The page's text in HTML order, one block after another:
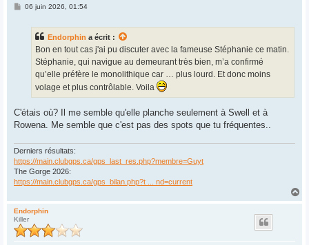
M06 juin 2026, 01:54
Endorphin a écrit :
Bon en tout cas j'ai pu discuter avec la fameuse Stéphanie ce matin.
Stéphanie, qui navigue au demeurant très bien, m’a confirmé
qu’elle préfère le monolithique car … plus lourd. Et donc moins
volage et plus contrôlable. Voila
C'étais où? Il me semble qu'elle planche seulement à Swell et à
Rowena. Me semble que c'est pas des spots que tu fréquentes..
Derniers résultats:
https://main.clubgps.ca/gps_last_res.php?membre=Guyt
The Gorge 2026:
https://main.clubgps.ca/gps_bilan.php?t ... nd=current
a
Endorphin
Killer